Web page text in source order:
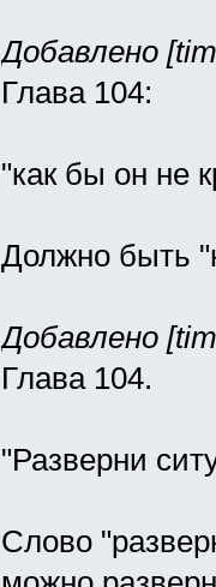
Добавлено
Глава 104:
"как бы он не
Должно быть
Добавлено
Глава 104.
"Разверни
Слово